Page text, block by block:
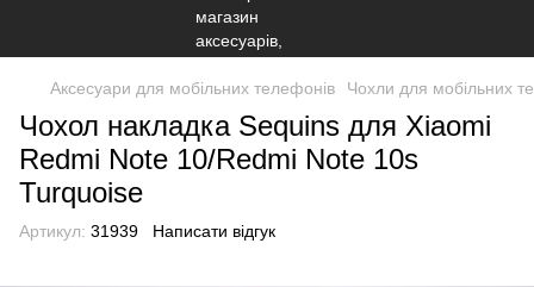
Аксесуари для мобільних телефонів Чохли для мобільних
Чохол накладка Sequins для Xiaomi
Redmi Note 10/Redmi Note 10s
Turquoise
Артикул: 31939 Написати відгук